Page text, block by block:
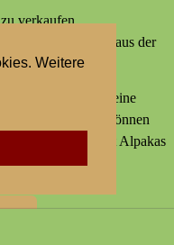
Weitere
verkaufen,
Bettdecken aus der
Geschenke.
Alpakas an und keine
können
und kreativ sein mit Alpakas